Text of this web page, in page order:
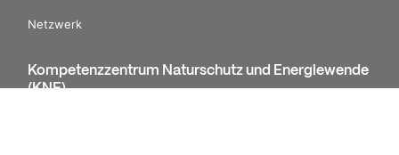
Netzwerk
Kompetenzzentrum Naturschutz und Energiewende
(KNE)